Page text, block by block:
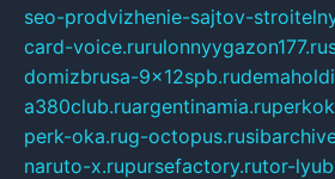
seo-prodvizhenie-sajtov-
card-voice.rurulonnyygazon177.ru
domizbrusa-9x12spb.ru
a380club.ruargentinamia.ru
perk-oka.rug-octopus.ru
naruto-x.rupursefactory.rutor-